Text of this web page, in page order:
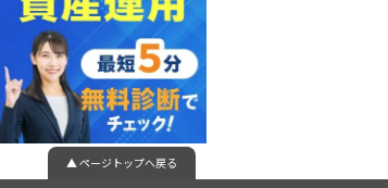
▲ ページトップへ戻る